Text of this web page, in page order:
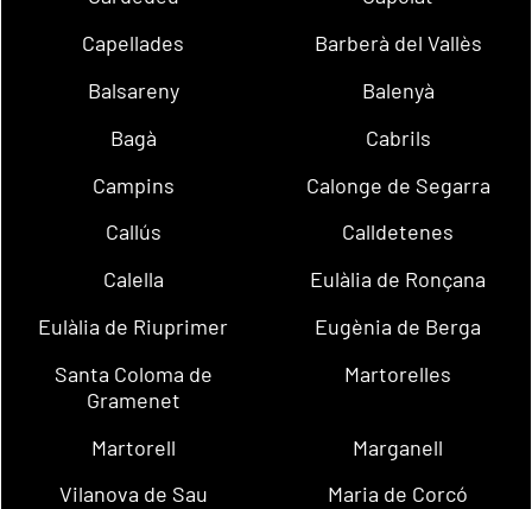
Capellades
Barberà del Vallès
Balsareny
Balenyà
Bagà
Cabrils
Campins
Calonge de Segarra
Callús
Calldetenes
Calella
Eulàlia de Ronçana
Eulàlia de Riuprimer
Eugènia de Berga
Santa Coloma de
Gramenet
Martorelles
Martorell
Marganell
Vilanova de Sau
Maria de Corcó